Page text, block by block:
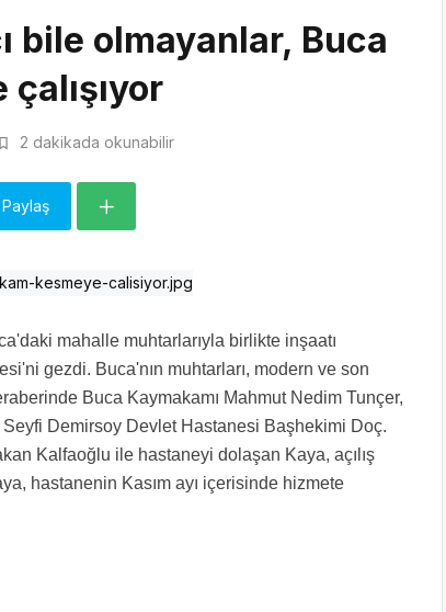
bile olmayanlar, Buca
2 dakikada okunabilir
mahalle muhtarlarıyla birlikte inşaatı
gezdi. Buca'nın muhtarları, modern ve son
Buca Kaymakamı Mahmut Nedim Tunçer,
Demirsoy Devlet Hastanesi Başhekimi Doç.
Kalfaoğlu ile hastaneyi dolaşan Kaya, açılış
hastanenin Kasım ayı içerisinde hizmete